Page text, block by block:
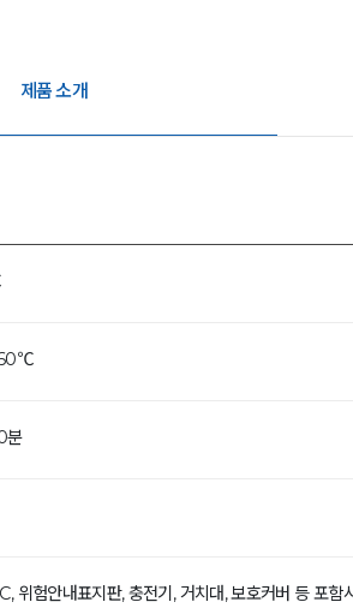
제품 소개
분
위험안내표지판, 충전기, 거치대, 보호커버 등 포함